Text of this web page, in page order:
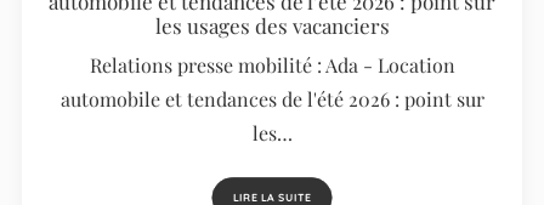
les usages des vacanciers
Relations presse mobilité : Ada - Location
automobile et tendances de l'été 2026 : point sur
les…
LIRE LA SUITE